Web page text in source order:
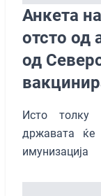
Анкета
отсто од
од
Исто толку
државата ќе
имунизација